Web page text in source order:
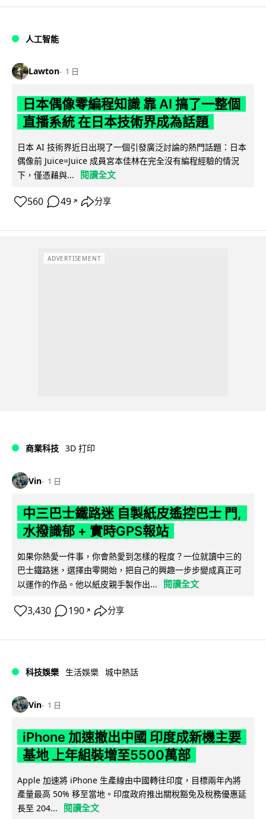
人工智能
Lawton 1 日
日本偶像零編程知識 靠 AI 搞了一整個
直播系統 在日本技術界成為話題
日本 AI 技術界近日出現了一個引發廣泛討論的熱門話題：日本
偶像前 Juice=Juice 成員宮本佳林在完全沒有編程經驗的情況
下，僅憑藉與...
閱讀全文
560 49 ↗ 分享
ADVERTISEMENT
商業科技 3D 打印
Vin 1 日
中三巴士鐵路迷 自製紙皮遙控巴士 門,
水撥識郁 + 實時GPS報站
如果你熱愛一件事，你會熱愛到怎樣的程度？一位就讀中三的
巴士鐵路迷，選擇由零開始，把自己的興趣一步步變成真正可
以運作的作品。他以紙皮親手製作出...
閱讀全文
3,430 190 ↗ 分享
科技娛樂 生活娛樂 城中熱話
Vin 1 日
iPhone 加速撤出中國 印度成新機主要
基地 上年組裝增至5500萬部
Apple 加速將 iPhone 生產線由中國轉往印度，目標兩年內將
產量最高 50% 移至當地。印度政府推出關稅豁免及稅務優惠延
長至 204...
閱讀全文